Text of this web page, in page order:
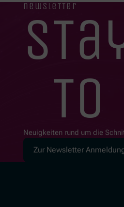
newsletter
to
Neuigkeiten rund um die
Zur Newsletter